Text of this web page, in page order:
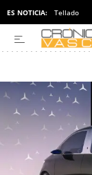
ES NOTICIA: Tellado